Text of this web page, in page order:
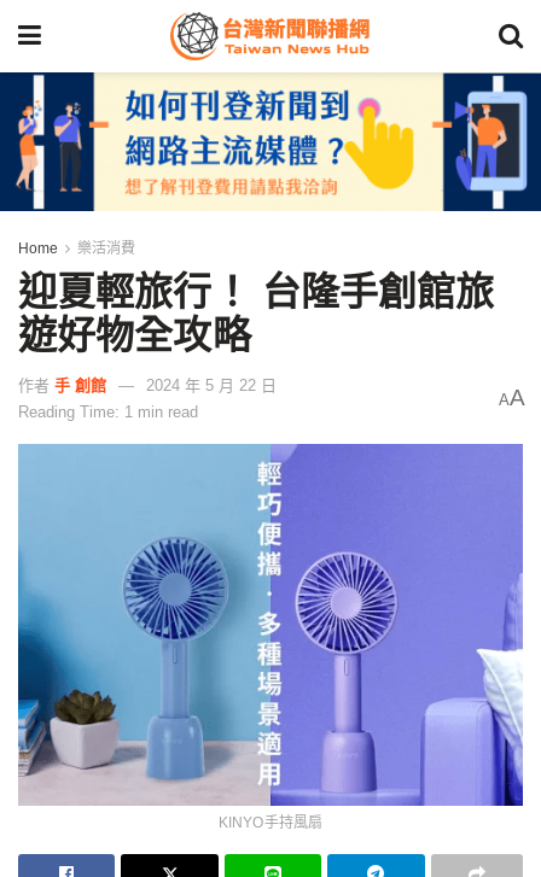
Home 樂活消費
迎夏輕旅行！ 台隆手創館旅
遊好物全攻略
作者 手 創館
2024 年 5 月 22 日
Reading Time: 1 min read
AA
KINYO手持風扇